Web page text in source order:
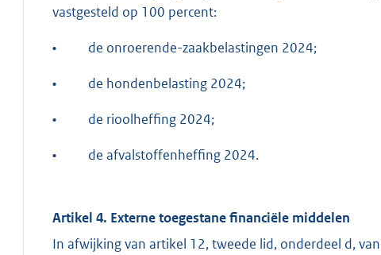
vastgesteld op 100 percent:
• de onroerende-zaakbelastingen 2024;
• de hondenbelasting 2024;
• de rioolheffing 2024;
• de afvalstoffenheffing 2024.
Artikel 4. Externe toegestane financiële middelen
In afwijking van artikel 12, tweede lid, onderdeel d,